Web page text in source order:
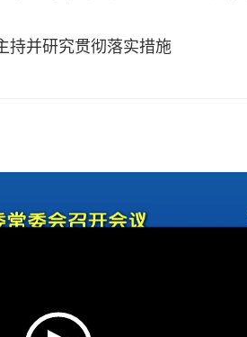
持并研究贯彻落实措施